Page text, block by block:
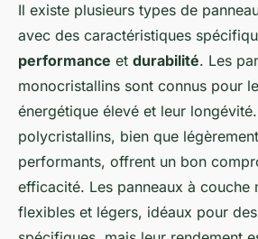
Il existe plusieurs types de
avec des caractéristiques
performance et durabilité. Les
monocristallins sont connus pour
énergétique élevé et leur
polycristallins, bien que
performants, offrent un bon
efficacité. Les panneaux à couche
flexibles et légers, idéaux pour